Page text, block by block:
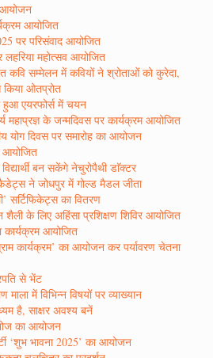
आयोजन
आयोजित
पर परिसंवाद आयोजित
लहरिया महोत्सव आयोजित
कवि सम्मेलन में कवियों ने श्रोताओं को कुरेदा,
किया ओतप्रोत
हुआ एयरफोर्स में चयन
महाप्रज्ञ के जन्मदिवस पर कार्यक्रम आयोजित
योग दिवस पर समारोह का आयोजन
आयोजित
बन सकेंगे नेचुरोपैथी डाॅक्टर
कैडेट्स ने जोधपुर में गोल्ड मैडल जीता
सर्टिफिकेट्स का वितरण
शैली के लिए अहिंसा प्रशिक्षण शिविर आयोजित
कार्यक्रम आयोजित
कार्यक्रम’ का आयोजन कर पर्यावरण चेतना
से भेंट
माला में विभिन्न विषयों पर व्याख्यान
है, साक्षर अवश्य बनें
का आयोजन
‘शुभ भावना 2025’ का आयोजन